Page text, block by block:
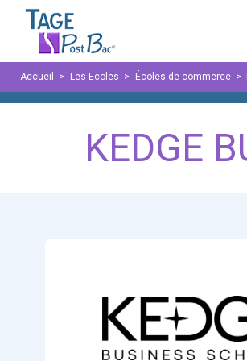
Accueil Les Ecoles Écoles de commerce
KEDGE
Panneau de gestion des cookies